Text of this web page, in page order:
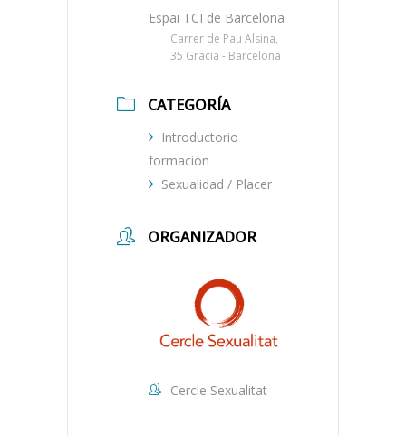
Espai TCI de Barcelona
Carrer de Pau Alsina,
35 Gracia - Barcelona
CATEGORÍA
Introductorio
formación
Sexualidad / Placer
ORGANIZADOR
Cercle Sexualitat